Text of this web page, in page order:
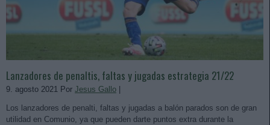
Lanzadores de penaltis, faltas y jugadas estrategia 21/22
9. agosto 2021 Por Jesus Gallo
Los lanzadores de penalti, faltas y jugadas a balón parados son de gran
utilidad en Comunio, ya que pueden darte puntos extra durante la